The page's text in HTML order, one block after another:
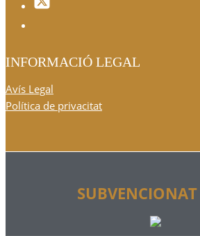
INFORMACIÓ LEGAL
Avís Legal
Política de privacitat
SUBVENCIONAT